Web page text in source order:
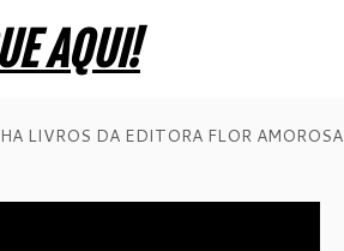
AQUI!
LIVROS DA EDITORA FLOR AMOROSA